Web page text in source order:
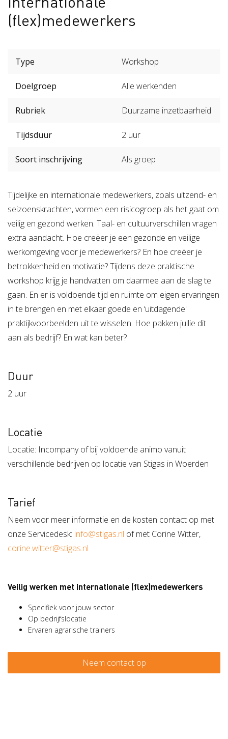
Verzuimbegeleiding
Vitaliteit
Actueel
Nieuws Publicaties
Onze diensten
3V's van Stigas Aan de slag met Vitaliteit
(flex)medewerkers
Type Workshop
Doelgroep Alle werkenden
Rubriek Duurzame inzetbaarheid
Tijdsduur 2 uur
Soort inschrijving Als groep
Tijdelijke en internationale medewerkers, zoals uitzend- en
seizoenskrachten, vormen een risicogroep als het gaat om
veilig en gezond werken. Taal- en cultuurverschillen vragen
extra aandacht. Hoe creëer je een gezonde en veilige
werkomgeving voor je medewerkers? En hoe creëer je
betrokkenheid en motivatie? Tijdens deze praktische
workshop krijg je handvatten om daarmee aan de slag te
gaan. En er is voldoende tijd en ruimte om eigen ervaringen
in te brengen en met elkaar goede en ‘uitdagende'
praktijkvoorbeelden uit te wisselen. Hoe pakken jullie dit
aan als bedrijf? En wat kan beter?
Duur
2 uur
Locatie
Locatie: Incompany of bij voldoende animo vanuit
verschillende bedrijven op locatie van Stigas in Woerden
Tarief
Neem voor meer informatie en de kosten contact op met
onze Servicedesk: info@stigas.nl of met Corine Witter,
corine.witter@stigas.nl
Veilig werken met internationale (flex)medewerkers
Specifiek voor jouw sector
Op bedrijfslocatie
Ervaren agrarische trainers
Neem contact op